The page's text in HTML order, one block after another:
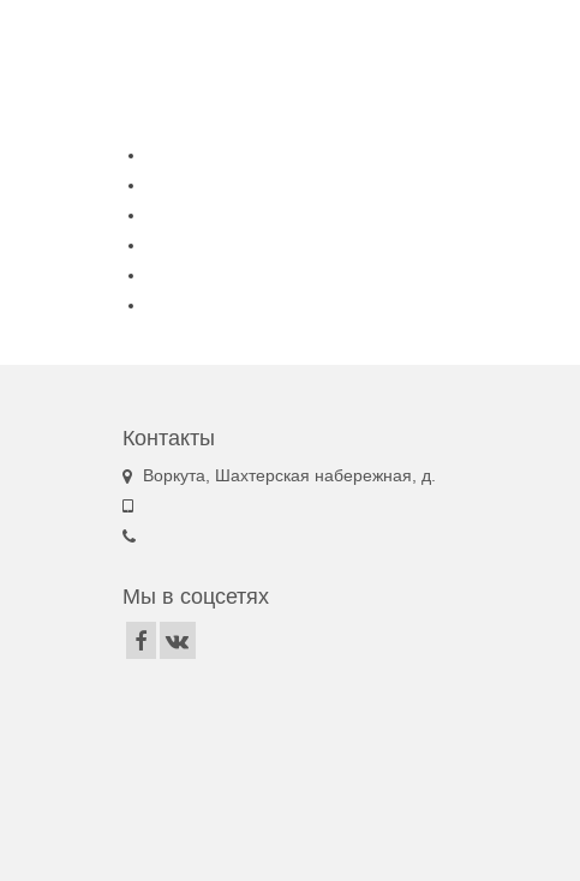
Контакты
Воркута, Шахтерская набережная, д.
Мы в соцсетях